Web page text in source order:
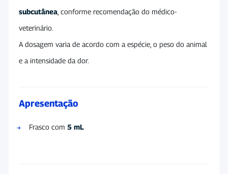
subcutânea , conforme recomendação do médico-
veterinário.
A dosagem varia de acordo com a espécie, o peso do animal
e a intensidade da dor.
Apresentação
Frasco com 5 mL